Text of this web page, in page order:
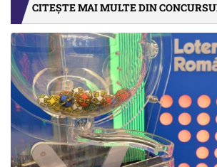
CITEȘTE MAI MULTE DIN